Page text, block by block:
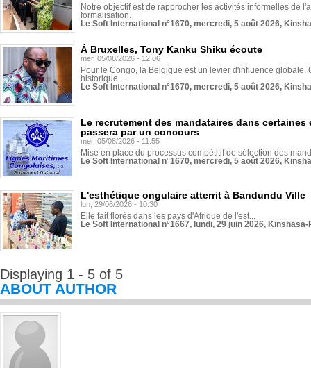
Notre objectif est de rapprocher les activités informelles de
formalisation.
Le Soft International n°1670, mercredi, 5 août 2026,
À Bruxelles, Tony Kanku Shiku écoute
mer, 05/08/2026 - 12:06
Pour le Congo, la Belgique est un levier d'influence globale.
historique...
Le Soft International n°1670, mercredi, 5 août 2026,
Le recrutement des mandataires dans
passera par un concours
mer, 05/08/2026 - 11:55
Mise en place du processus compétitif de sélection des
Le Soft International n°1670, mercredi, 5 août 2026,
L'esthétique ongulaire atterrit à Bandundu Ville
lun, 29/06/2026 - 10:30
Elle fait florès dans les pays d'Afrique de l'est...
Le Soft International n°1667, lundi, 29 juin 2026,
Displaying 1 - 5 of 5
ABOUT AUTHOR